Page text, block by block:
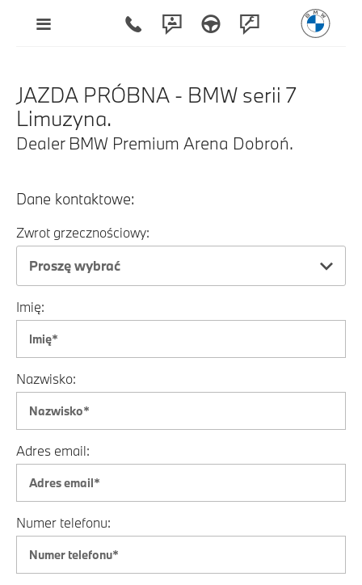
JAZDA PRÓBNA - BMW serii 7
Limuzyna.
Dealer BMW Premium Arena Dobroń.
Dane kontaktowe:
Zwrot grzecznościowy:
Proszę wybrać
Imię:
Nazwisko:
Adres email:
Numer telefonu: